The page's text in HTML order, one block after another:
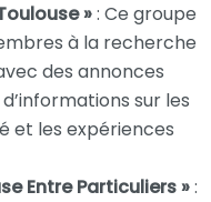
»: Ce groupe
à la recherche
des annonces
sur les
et les expériences
Entre Particuliers »: